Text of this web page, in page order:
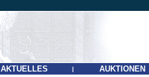
AKTUELLES | AUKTIONEN